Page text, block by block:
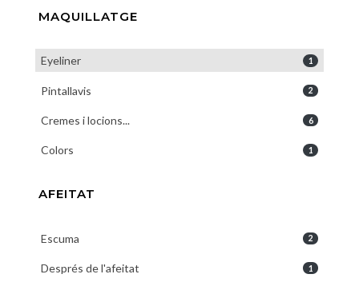
MAQUILLATGE
Eyeliner 1
Pintallavis 2
Cremes i locions... 6
Colors 1
AFEITAT
Escuma 2
Després de l'afeitat 1